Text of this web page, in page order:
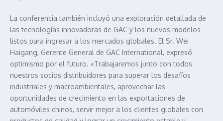
La conferencia también incluyó una exploración detallada de
las tecnologías innovadoras de GAC y los nuevos modelos
listos para ingresar a los mercados globales. El Sr. Wei
Haigang, Gerente General de GAC International, expresó
optimismo por el futuro. «Trabajaremos junto con todos
nuestros socios distribuidores para superar los desafíos
industriales y macroambientales, aprovechar las
oportunidades de crecimiento en las exportaciones de
automóviles chinos, servir mejor a los clientes globales con